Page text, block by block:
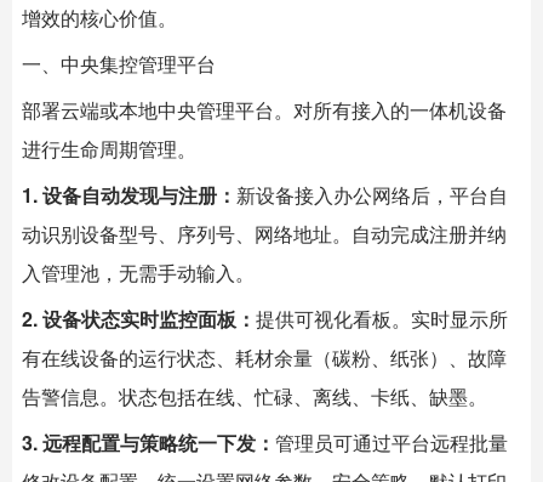
增效的核心价值。
一、中央集控管理平台
部署云端或本地中央管理平台。对所有接入的一体机设备
进行生命周期管理。
1. 设备自动发现与注册： 新设备接入办公网络后，平台自
动识别设备型号、序列号、网络地址。自动完成注册并纳
入管理池，无需手动输入。
2. 设备状态实时监控面板： 提供可视化看板。实时显示所
有在线设备的运行状态、耗材余量（碳粉、纸张）、故障
告警信息。状态包括在线、忙碌、离线、卡纸、缺墨。
3. 远程配置与策略统一下发： 管理员可通过平台远程批量